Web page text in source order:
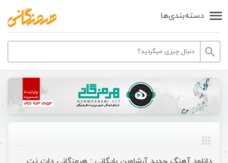
دسته‌بندی‌ها